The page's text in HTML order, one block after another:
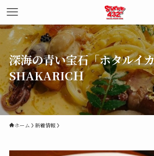
深海の青い宝石「ホタルイ
SHAKARICＨ
ホーム 新着情報